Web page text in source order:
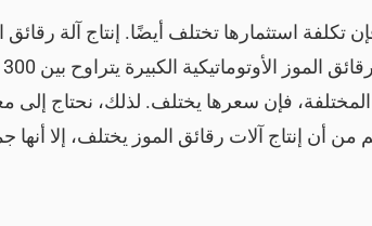
فإن سعرها يختلف. لذلك، نحتاج إلى
إنتاج آلات رقائق الموز يختلف، إلا أنها